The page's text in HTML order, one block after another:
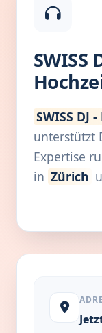
SWISS
SWISS DJ
unterstützt
Expertise
in Zürich